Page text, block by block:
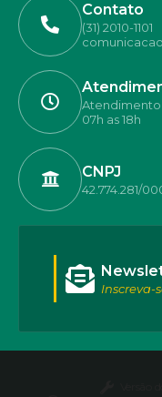
Contato
(31) 2010-1101
Atendimento
07h as 18h
CNPJ
42.774.281/
Inscreva-